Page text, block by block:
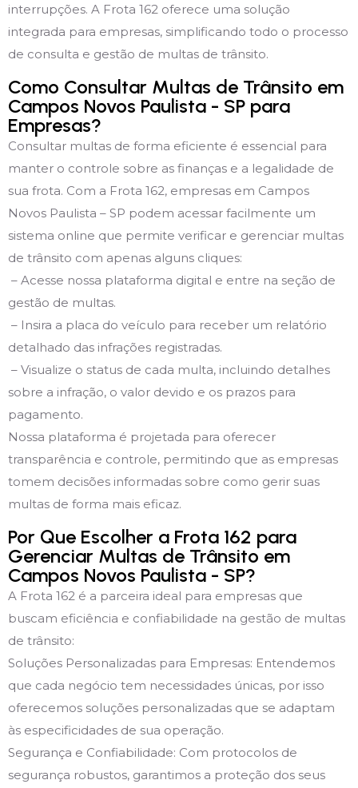
interrupções. A Frota 162 oferece uma solução
integrada para empresas, simplificando todo o processo
de consulta e gestão de multas de trânsito.
Como Consultar Multas de Trânsito em
Campos Novos Paulista - SP para
Empresas?
Consultar multas de forma eficiente é essencial para
manter o controle sobre as finanças e a legalidade de
sua frota. Com a Frota 162, empresas em Campos
Novos Paulista – SP podem acessar facilmente um
sistema online que permite verificar e gerenciar multas
de trânsito com apenas alguns cliques:
– Acesse nossa plataforma digital e entre na seção de
gestão de multas.
– Insira a placa do veículo para receber um relatório
detalhado das infrações registradas.
– Visualize o status de cada multa, incluindo detalhes
sobre a infração, o valor devido e os prazos para
pagamento.
Nossa plataforma é projetada para oferecer
transparência e controle, permitindo que as empresas
tomem decisões informadas sobre como gerir suas
multas de forma mais eficaz.
Por Que Escolher a Frota 162 para
Gerenciar Multas de Trânsito em
Campos Novos Paulista - SP?
A Frota 162 é a parceira ideal para empresas que
buscam eficiência e confiabilidade na gestão de multas
de trânsito:
Soluções Personalizadas para Empresas: Entendemos
que cada negócio tem necessidades únicas, por isso
oferecemos soluções personalizadas que se adaptam
às especificidades de sua operação.
Segurança e Confiabilidade: Com protocolos de
segurança robustos, garantimos a proteção dos seus